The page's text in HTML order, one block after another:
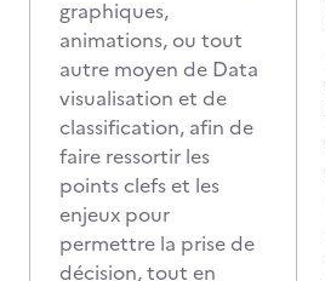
graphiques,
animations, ou tout
autre moyen de Data
visualisation et de
classification, afin de
faire ressortir les
points clefs et les
enjeux pour
permettre la prise de
décision, tout en